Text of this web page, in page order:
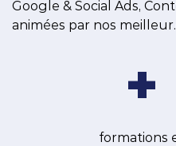
Google & Social Ads,
animées par nos
+
formations